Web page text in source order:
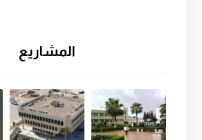
المشاريع